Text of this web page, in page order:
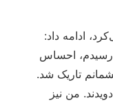
ادامه داد:
رسیدم، احساس
تاریک شد.
من نیز